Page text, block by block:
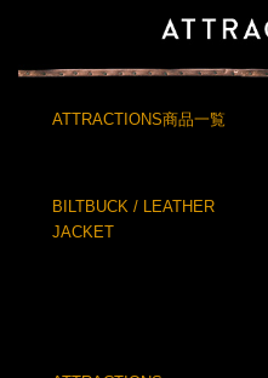
ATTRACTIONS商品一覧
BILTBUCK / LEATHER
JACKET